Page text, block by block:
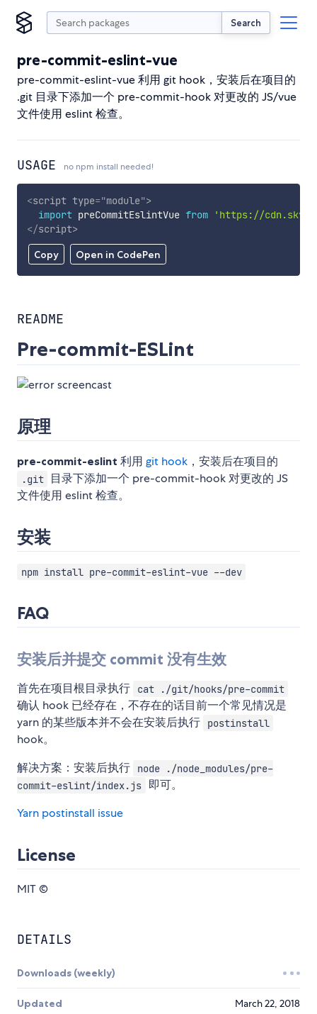
Search
pre-commit-eslint-vue
pre-commit-eslint-vue 利用 git hook，安装后在项目的
.git 目录下添加一个 pre-commit-hook 对更改的 JS/vue
文件使用 eslint 检查。
USAGE no npm install needed!
Copy Open in CodePen
<script type="module">
import preCommitEslintVue from
'https://
</script>
README
Pre-commit-ESLint
原理
pre-commit-eslint 利用 git hook ，安装后在项目的
.git
目录下添加一个 pre-commit-hook 对更改的 JS
文件使用 eslint 检查。
安装
npm install pre-commit-eslint-vue --dev
FAQ
安装后并提交 commit 没有生效
首先在项目根目录执行 cat ./git/hooks/pre-commit
确认 hook 已经存在，不存在的话目前一个常见情况是
yarn 的某些版本并不会在安装后执行
postinstall
hook。
解决方案：安装后执行
node ./node_modules/pre-
commit-eslint/index.js
即可。
Yarn postinstall issue
License
MIT ©
DETAILS
Downloads (weekly)
Updated March 22, 2018